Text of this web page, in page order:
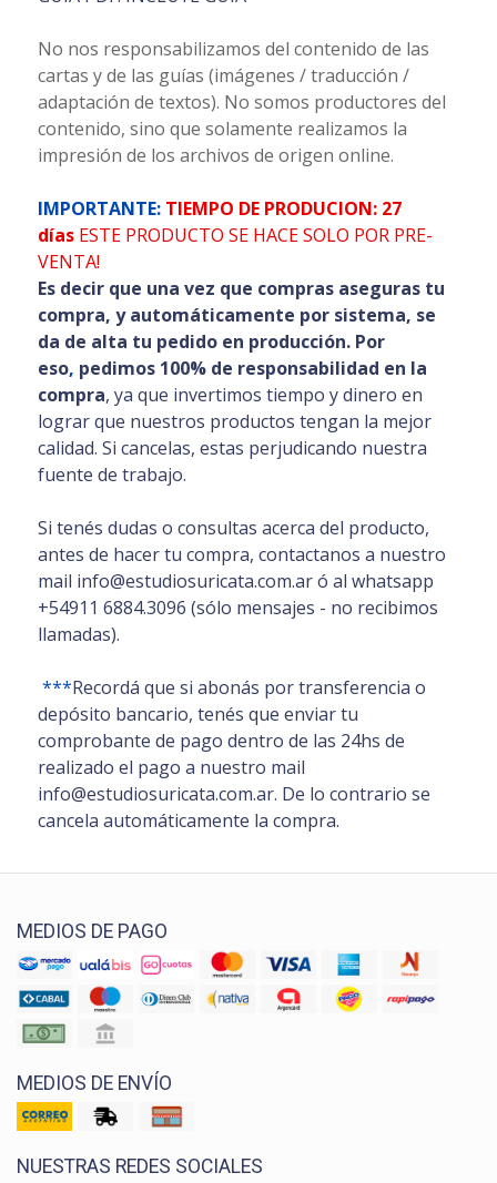
No nos responsabilizamos del contenido de las
cartas y de las guías (imágenes / traducción /
adaptación de textos). No somos productores del
contenido, sino que solamente realizamos la
impresión de los archivos de origen online.
IMPORTANTE: TIEMPO DE PRODUCION: 27
días ESTE PRODUCTO SE HACE SOLO POR PRE-
VENTA!
Es decir que una vez que compras aseguras tu
compra, y automáticamente por sistema, se
da de alta tu pedido en producción. Por
eso, pedimos 100% de responsabilidad en la
compra, ya que invertimos tiempo y dinero en
lograr que nuestros productos tengan la mejor
calidad. Si cancelas, estas perjudicando nuestra
fuente de trabajo.
Si tenés dudas o consultas acerca del producto,
antes de hacer tu compra, contactanos a nuestro
mail info@estudiosuricata.com.ar ó al whatsapp
+54911 6884.3096 (sólo mensajes - no recibimos
llamadas).
***Recordá que si abonás por transferencia o
depósito bancario, tenés que enviar tu
comprobante de pago dentro de las 24hs de
realizado el pago a nuestro mail
info@estudiosuricata.com.ar. De lo contrario se
cancela automáticamente la compra.
MEDIOS DE PAGO
MEDIOS DE ENVÍO
NUESTRAS REDES SOCIALES